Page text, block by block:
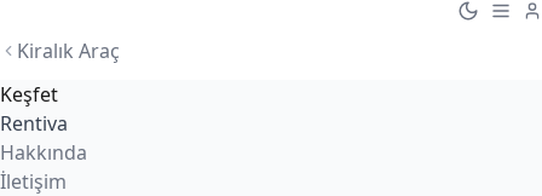
Kiralık Araç
Keşfet
Rentiva
Hakkında
İletişim